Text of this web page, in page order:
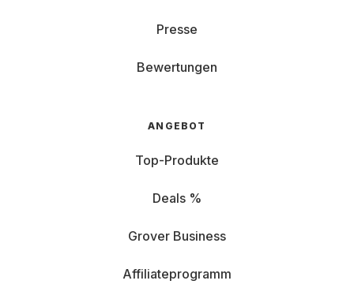
Presse
Bewertungen
ANGEBOT
Top-Produkte
Deals %
Grover Business
Affiliateprogramm